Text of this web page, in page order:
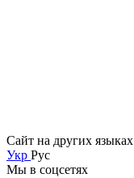
Сайт на других языках
Укр Рус
Мы в соцсетях